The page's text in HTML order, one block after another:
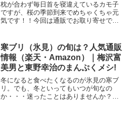
枕が合わず毎日首を寝違えているカモ子
ですが、桜の季節到来でめちゃくちゃ元
気です！！今回は通販でお取り寄せでき
す。人気のものばかりなので味も間違い
なし！桜大福！桜スイーツの...
寒ブリ（氷見）の旬は？人気通販
情報（楽天・Amazon）｜梅沢富
美男と東野幸治のまんぷくメシ!
冬になると食べたくなるのが氷見の寒ブ
リ。でも、冬といってもいつが旬なの
か・・・迷ったことはありませんか？と